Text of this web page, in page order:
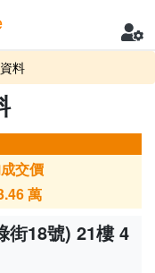
料
交價
萬
街18號) 21樓 4